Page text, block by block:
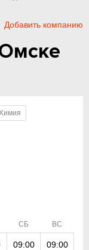
Добавить компанию
СБ ВС
09:00 09:00